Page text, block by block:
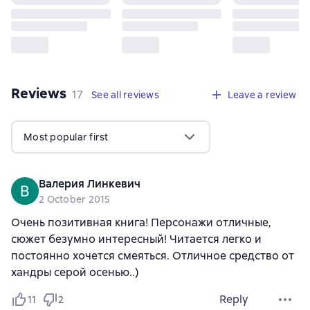
Reviews 17 reviews
17 See all reviews Leave a review
Most popular first
Валерия Линкевич
2 October 2015
Очень позитивная книга! Персонажи отличные,
сюжет безумно интересный! Читается легко и
постоянно хочется смеяться. Отличное средство от
хандры серой осенью..)
11 2 Reply